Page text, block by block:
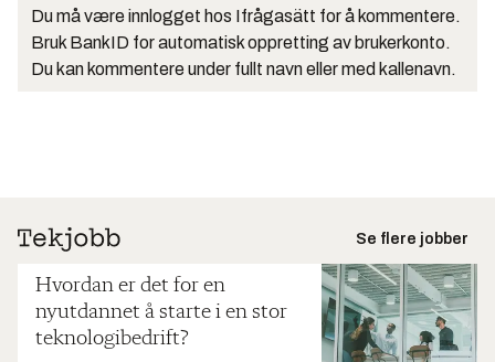
Du må være innlogget hos Ifrågasätt for å kommentere.
Bruk BankID for automatisk oppretting av brukerkonto.
Du kan kommentere under fullt navn eller med kallenavn.
Se flere jobber
Hvordan er det for en
nyutdannet å starte i en stor
teknologibedrift?